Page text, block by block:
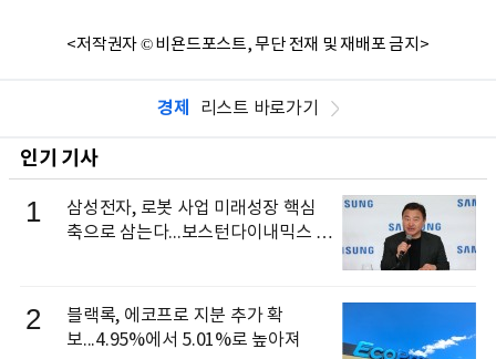
<저작권자 © 비욘드포스트, 무단 전재 및 재배포 금지>
경제 리스트 바로가기
인기 기사
1
삼성전자, 로봇 사업 미래성장 핵심
축으로 삼는다...보스턴다이내믹스 출
2
블랙록, 에코프로 지분 추가 확
보...4.95%에서 5.01%로 높아져